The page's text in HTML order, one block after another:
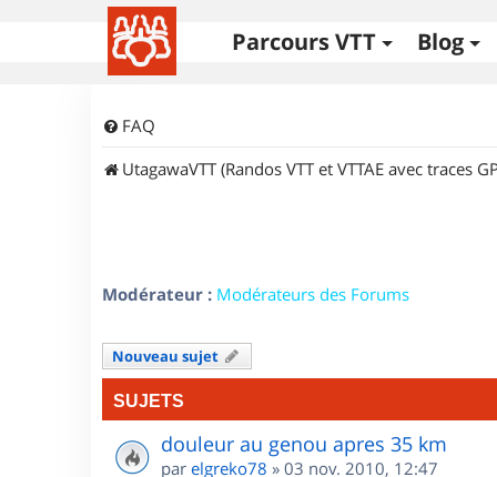
Parcours VTT Blog
FAQ
UtagawaVTT (Randos VTT et VTTAE avec traces
Modérateur : Modérateurs des Forums
Nouveau sujet
SUJETS
douleur au genou apres 35 km
par elgreko78 » 03 nov. 2010, 12:47